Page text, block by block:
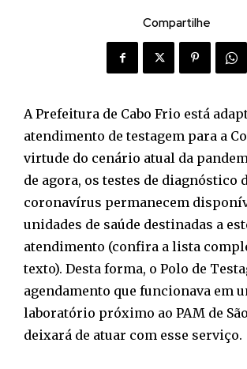
Compartilhe
A Prefeitura de Cabo Frio está
atendimento de testagem para a
virtude do cenário atual da
de agora, os testes de diagnóstico
coronavírus permanecem
unidades de saúde destinadas a
atendimento (confira a lista
texto). Desta forma, o Polo de
agendamento que funcionava em
laboratório próximo ao PAM de
deixará de atuar com esse serviço.